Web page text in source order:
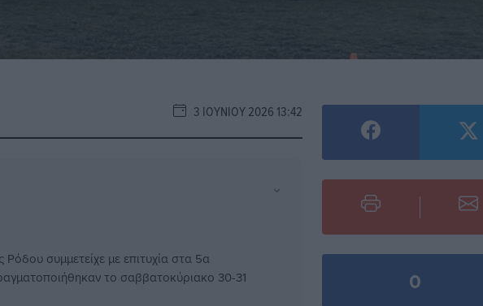
3 ΙΟΥΝΊΟΥ 2026 13:42
⌄
συμμετείχε με επιτυχία στα 5α
το σαββατοκύριακο 30-31
0